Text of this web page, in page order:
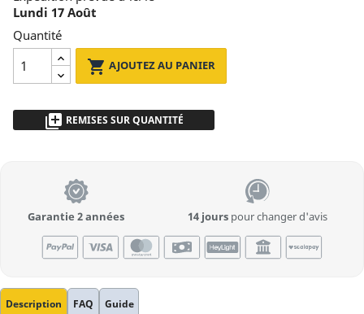
navigate_beforeCATÉGORIE
Lundi 17 Août
Quantité
 AJOUTEZ AU PANIER
library_add REMISES SUR QUANTITÉ
Garantie 2 années 14 jourspour changer d'avis
Description FAQ Guide